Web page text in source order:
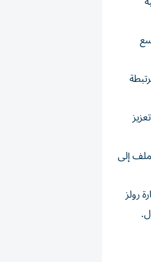
إلى
رولز